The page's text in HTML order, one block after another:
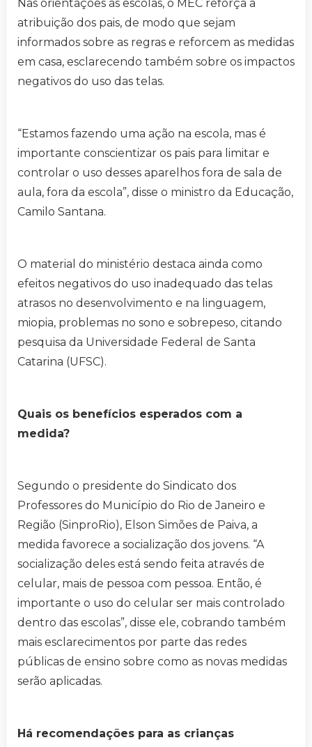
Nas orientações às escolas, o MEC reforça a
atribuição dos pais, de modo que sejam
informados sobre as regras e reforcem as medidas
em casa, esclarecendo também sobre os impactos
negativos do uso das telas.
“Estamos fazendo uma ação na escola, mas é
importante conscientizar os pais para limitar e
controlar o uso desses aparelhos fora de sala de
aula, fora da escola”, disse o ministro da Educação,
Camilo Santana.
O material do ministério destaca ainda como
efeitos negativos do uso inadequado das telas
atrasos no desenvolvimento e na linguagem,
miopia, problemas no sono e sobrepeso, citando
pesquisa da Universidade Federal de Santa
Catarina (UFSC).
Quais os benefícios esperados com a
medida?
Segundo o presidente do Sindicato dos
Professores do Município do Rio de Janeiro e
Região (SinproRio), Elson Simões de Paiva, a
medida favorece a socialização dos jovens. “A
socialização deles está sendo feita através de
celular, mais de pessoa com pessoa. Então, é
importante o uso do celular ser mais controlado
dentro das escolas”, disse ele, cobrando também
mais esclarecimentos por parte das redes
públicas de ensino sobre como as novas medidas
serão aplicadas.
Há recomendações para as crianças